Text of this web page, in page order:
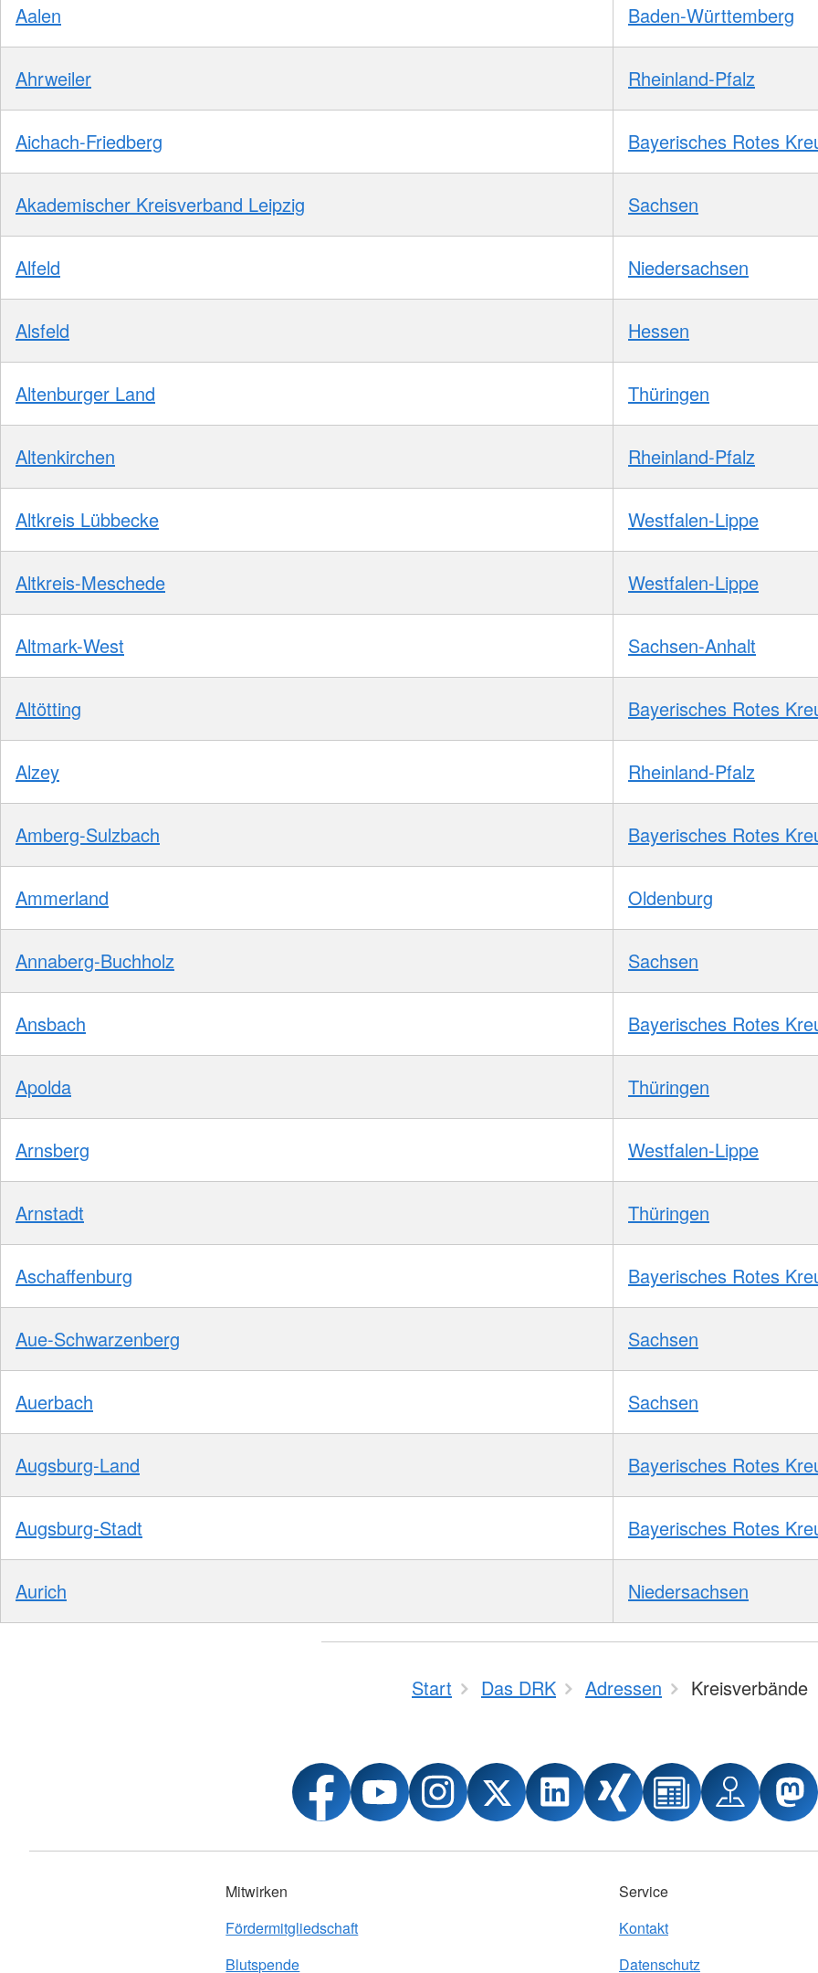
Aalen Baden-Württemberg
Ahrweiler Rheinland-Pfalz
Aichach-Friedberg Bayerisches Rotes
Akademischer Kreisverband Leipzig Sachsen
Alfeld Niedersachsen
Alsfeld Hessen
Altenburger Land Thüringen
Altenkirchen Rheinland-Pfalz
Altkreis Lübbecke Westfalen-Lippe
Altkreis-Meschede Westfalen-Lippe
Altmark-West Sachsen-Anhalt
Altötting Bayerisches Rotes
Alzey Rheinland-Pfalz
Amberg-Sulzbach Bayerisches Rotes
Ammerland Oldenburg
Annaberg-Buchholz Sachsen
Ansbach Bayerisches Rotes
Apolda Thüringen
Arnsberg Westfalen-Lippe
Arnstadt Thüringen
Aschaffenburg Bayerisches Rotes
Aue-Schwarzenberg Sachsen
Auerbach Sachsen
Augsburg-Land Bayerisches Rotes
Augsburg-Stadt Bayerisches Rotes
Aurich Niedersachsen
Start Das DRK Adressen Kreisverbände
Mitwirken
Fördermitgliedschaft
Blutspende
Service
Kontakt
Datenschutz